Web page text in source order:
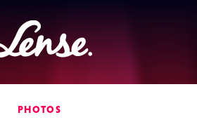
Lense
PHOTOS